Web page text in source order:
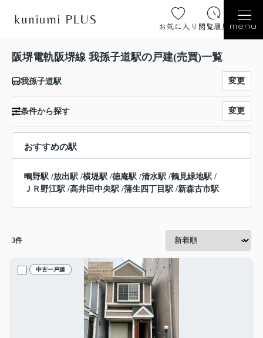
お気に入り 閲覧履歴 menu
阪堺電軌阪堺線 我孫子道駅の戸建(売買)一覧
我孫子道駅 変更
条件から探す 変更
おすすめの駅
鴫野駅 /放出駅 /横堤駅 /徳庵駅 /清水駅 /鶴見緑地駅 /
ＪＲ野江駅 /高井田中央駅 /蒲生四丁目駅 /新森古市駅
3件
中古一戸建